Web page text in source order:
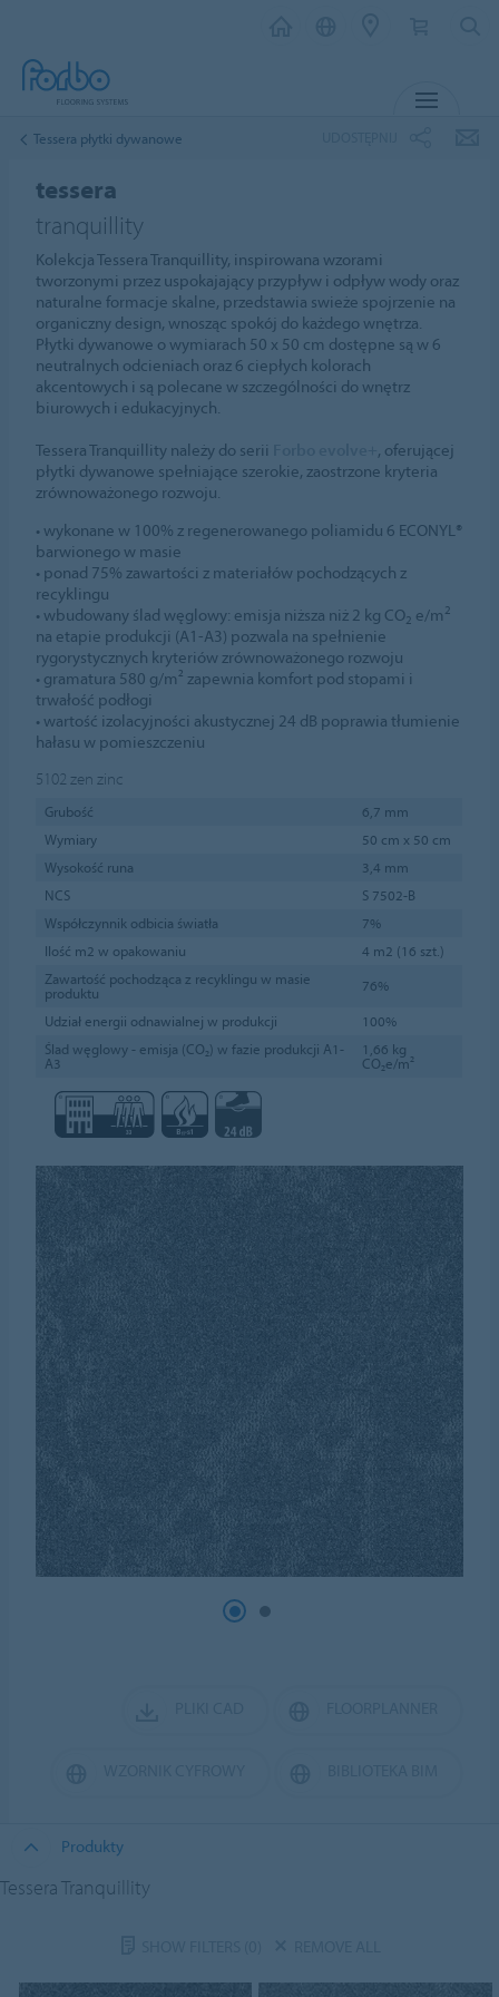
Tessera płytki dywanowe
tessera
tranquillity
Kolekcja Tessera Tranquillity, inspirowana wzorami
tworzonymi przez uspokajający przypływ i odpływ wody oraz
naturalne formacje skalne, przedstawia swieże spojrzenie na
organiczny design, wnosząc spokój do każdego wnętrza.
Płytki dywanowe o wymiarach 50 x 50 cm dostępne są w 6
neutralnych odcieniach oraz 6 ciepłych kolorach
akcentowych i są polecane w szczególności do wnętrz
biurowych i edukacyjnych.
Tessera Tranquillity należy do serii
, oferującej
płytki dywanowe spełniające szerokie, zaostrzone kryteria
zrównoważonego rozwoju.
• wykonane w 100% z regenerowanego poliamidu 6 ECONYL®
barwionego w masie
• ponad 75% zawartości z materiałów pochodzących z
recyklingu
• wbudowany ślad węglowy: emisja niższa niż 2 kg CO2 e/m 2
na etapie produkcji (A1-A3) pozwala na spełnienie
rygorystycznych kryteriów zrównoważonego rozwoju
• gramatura 580 g/m² zapewnia komfort pod stopami i
trwałość podłogi
• wartość izolacyjności akustycznej 24 dB poprawia tłumienie
hałasu w pomieszczeniu
5102 zen zinc
Grubość
6,7 mm
Wymiary
50 cm x 50 cm
Wysokość runa
3,4 mm
NCS
S 7502-B
Współczynnik odbicia światła
7%
Ilość m2 w opakowaniu
4 m2 (16 szt.)
Zawartość pochodząca z recyklingu w masie
produktu
76%
Udział energii odnawialnej w produkcji
100%
Ślad węglowy - emisja (CO₂) w fazie produkcji A1-
A3
1,66 kg
CO₂e/m²
Produkty
Tessera Tranquillity